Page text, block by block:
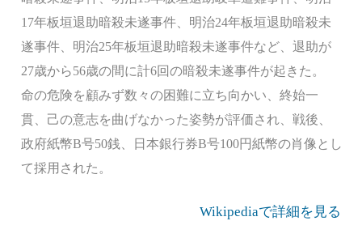
17年板垣退助暗殺未遂事件、明治24年板垣退助暗殺未
遂事件、明治25年板垣退助暗殺未遂事件など、退助が
27歳から56歳の間に計6回の暗殺未遂事件が起きた。
命の危険を顧みず数々の困難に立ち向かい、終始一
貫、己の意志を曲げなかった姿勢が評価され、戦後、
政府紙幣B号50銭、日本銀行券B号100円紙幣の肖像とし
て採用された。
Wikipediaで詳細を見る